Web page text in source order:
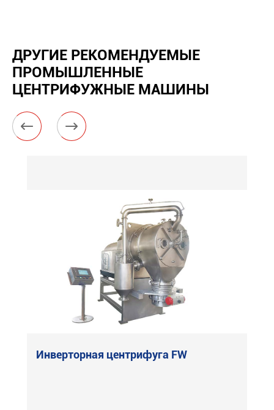
ДРУГИЕ РЕКОМЕНДУЕМЫЕ
ПРОМЫШЛЕННЫЕ
ЦЕНТРИФУЖНЫЕ МАШИНЫ
 
Инверторная центрифуга FW